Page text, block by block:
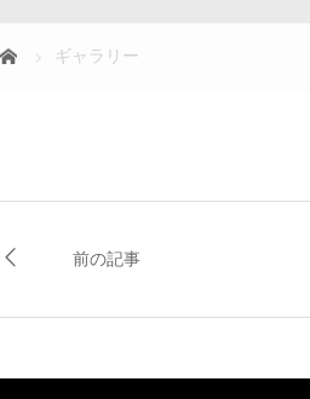
ギャラリー
前の記事